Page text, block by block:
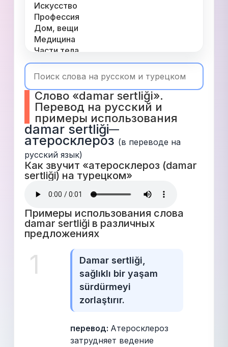
Искусство
Профессия
Дом, вещи
Медицина
Части тела
Одежда
Время
Числа
Глаголы
Служебные
Существительные
Прилагательные
Слово «damar sertliği».
Перевод на русский и
примеры использования
damar sertliği—
атеросклероз (в переводе на
русский язык)
Как звучит «атеросклероз (damar
sertliği) на турецком»
Примеры использования слова
damar sertliği в различных
предложениях
1
Damar sertliği,
sağlıklı bir yaşam
sürdürmeyi
zorlaştırır.
перевод: Атеросклероз
затрудняет ведение